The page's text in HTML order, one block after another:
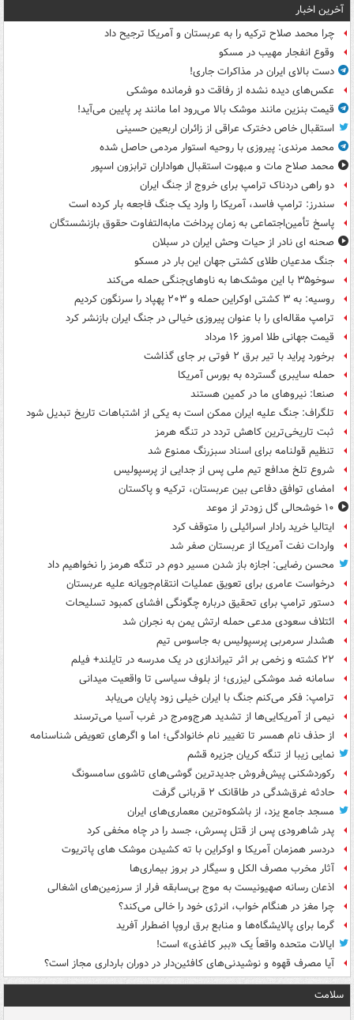
آخرین اخبار
چرا محمد صلاح ترکیه را به عربستان و آمریکا ترجیح داد
وقوع انفجار مهیب در مسکو
دست بالای ایران در مذاکرات جاری!
عکس‌های دیده نشده از رفاقت دو فرمانده‌ موشکی
قیمت بنزین مانند موشک بالا می‌رود اما مانند پر پایین می‌آید!
استقبال خاص دخترک عراقی از زائران اربعین حسینی
محمد مرندی: پیروزی با روحیه استوار مردمی حاصل شده
محمد صلاح مات و مبهوت استقبال هواداران ترابزون اسپور
دو راهی دردناک ترامپ برای خروج از جنگ ایران
سندرز: ترامپ فاسد، آمریکا را وارد یک جنگ فاجعه بار کرده است
پاسخ تأمین‌اجتماعی به زمان پرداخت مابه‌التفاوت حقوق بازنشستگان
صحنه ای نادر از حیات وحش ایران در سبلان
جنگ مدعیان طلای کشتی جهان این بار در مسکو
سوخو۳۵ با این موشک‌ها به ناوهای‌جنگی حمله می‌کند
روسیه: به ۳ کشتی اوکراین حمله و ۲۰۳ پهپاد را سرنگون کردیم
ترامپ مقاله‌ای را با عنوان پیروزی خیالی در جنگ ایران بازنشر کرد
قیمت جهانی طلا امروز ۱۶ مرداد
برخورد پراید با تیر برق ۲ فوتی بر جای گذاشت
حمله سایبری گسترده به بورس آمریکا
صنعا: نیروهای ما در کمین‌ هستند
تلگراف: جنگ علیه ایران ممکن است به یکی از اشتباهات تاریخ تبدیل شود
ثبت تاریخی‌ترین کاهش تردد در تنگه هرمز
تنظیم قولنامه برای اسناد سبزرنگ ممنوع شد
شروع تلخ مدافع تیم ملی پس از جدایی از پرسپولیس
امضای توافق دفاعی بین عربستان، ترکیه و پاکستان
۱۰ خوشحالی گل زودتر از موعد
ایتالیا خرید رادار اسرائیلی را متوقف کرد
واردات نفت آمریکا از عربستان صفر شد
محسن رضایی: اجازه باز شدن مسیر دوم در تنگه هرمز را نخواهیم داد
درخواست عامری برای تعویق عملیات انتقام‌جویانه علیه عربستان
دستور ترامپ برای تحقیق درباره چگونگی افشای کمبود تسلیحات
ائتلاف سعودی مدعی حمله ارتش یمن به نجران شد
هشدار سرمربی پرسپولیس به جاسوس تیم
۲۲ کشته و زخمی بر اثر تیراندازی در یک مدرسه در تایلند+ فیلم
سامانه ضد موشکی لیزری؛ از بلوف سیاسی تا واقعیت میدانی
ترامپ: فکر می‌کنم جنگ با ایران خیلی زود پایان می‌یابد
نیمی از آمریکایی‌ها از تشدید هرج‌ومرج در غرب آسیا می‌ترسند
از حذف نام همسر تا تغییر نام خانوادگی؛ اما و اگرهای تعویض شناسنامه
نمایی زیبا از تنگه کریان جزیره قشم
رکوردشکنی پیش‌فروش جدیدترین گوشی‌های تاشوی سامسونگ
حادثه غرق‌شدگی در طاقانک ۲ قربانی گرفت
مسجد جامع یزد، از باشکوه‌ترین معماری‌های ایران
پدر شاهرودی پس از قتل پسرش، جسد را در چاه مخفی کرد
دردسر همزمان آمریکا و اوکراین با ته کشیدن موشک های پاتریوت
آثار مخرب مصرف الکل و سیگار در بروز بیماری‌ها
اذعان رسانه صهیونیست به موج بی‌سابقه فرار از سرزمین‌های اشغالی
چرا مغز در هنگام خواب، انرژی خود را خالی می‌کند؟
گرما برای پالایشگاه‌ها و منابع برق اروپا اضطرار آفرید
ایالات متحده واقعاً یک «ببر کاغذی» است!
آیا مصرف قهوه و نوشیدنی‌های کافئین‌دار در دوران بارداری مجاز است؟
سلامت